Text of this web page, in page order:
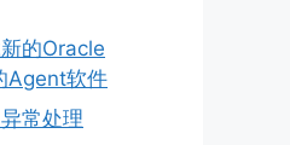
的Oracle
Agent软件
常处理